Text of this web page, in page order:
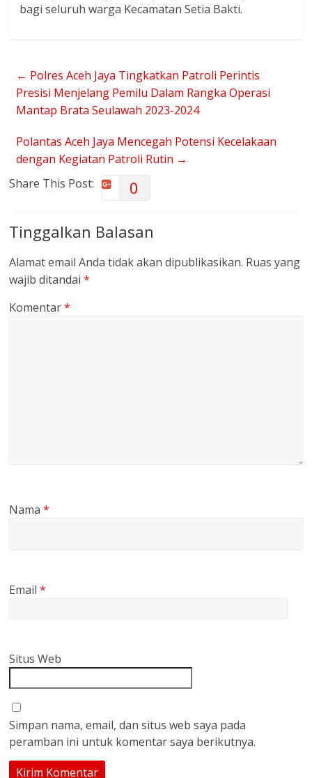
bagi seluruh warga Kecamatan Setia Bakti.
← Polres Aceh Jaya Tingkatkan Patroli Perintis
Presisi Menjelang Pemilu Dalam Rangka Operasi
Mantap Brata Seulawah 2023-2024
Polantas Aceh Jaya Mencegah Potensi Kecelakaan
dengan Kegiatan Patroli Rutin →
Share This Post:
0
Tinggalkan Balasan
Alamat email Anda tidak akan dipublikasikan. Ruas yang
wajib ditandai*
Komentar*
Nama*
Email*
Situs Web
Simpan nama, email, dan situs web saya pada
peramban ini untuk komentar saya berikutnya.